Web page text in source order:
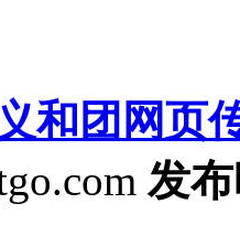
义和团网页
发